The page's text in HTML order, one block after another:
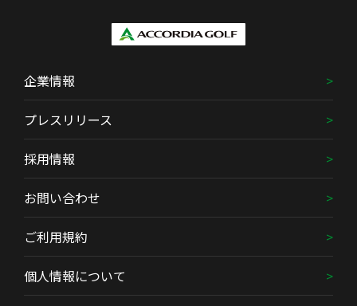
企業情報
プレスリリース
採用情報
お問い合わせ
ご利用規約
個人情報について